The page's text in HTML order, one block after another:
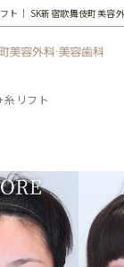
ト｜ SK新宿歌舞伎町美容
リフト